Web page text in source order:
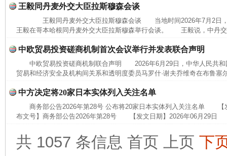
王毅同丹麦外交大臣拉斯穆森会谈
王毅同丹麦外交大臣拉斯穆森会谈 当地时间2026年7月2日，
王毅在哥本哈根同丹麦外交大臣拉斯穆森举行会谈。 王毅说，中丹
中欧贸易投资磋商机制首次会议举行并发表联合声明
中欧贸易投资磋商机制联合声明 2026年6月29日，中华人民共和
贸易和经济安全及机构间关系和透明度委员马罗什·谢夫乔维奇在布鲁塞
中方决定将20家日本实体列入关注名单
商务部公告2026年第28号 公布将20家日本实体列入关注名单
布文号】商务部公告2026年第28号 【发文日期】2026年06月29日
共 1057 条信息 首页 上页 下
完善运行机制助力责任有效落实 一纸欠